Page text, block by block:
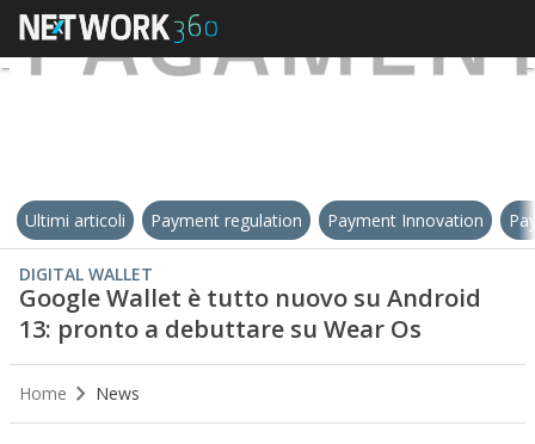
Ultimi articoli Payment regulation Payment Innovation
DIGITAL WALLET
Google Wallet è tutto nuovo su Android
13: pronto a debuttare su Wear Os
Home News